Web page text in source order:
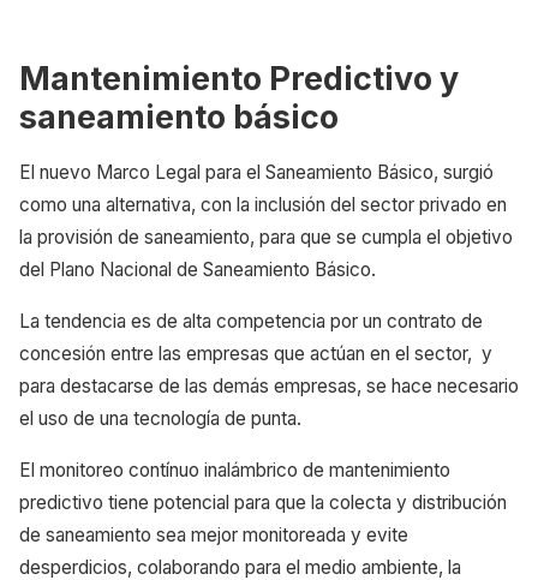
Mantenimiento Predictivo y
saneamiento básico
El nuevo Marco Legal para el Saneamiento Básico, surgió
como una alternativa, con la inclusión del sector privado en
la provisión de saneamiento, para que se cumpla el objetivo
del Plano Nacional de Saneamiento Básico.
La tendencia es de alta competencia por un contrato de
concesión entre las empresas que actúan en el sector, y
para destacarse de las demás empresas, se hace necesario
el uso de una tecnología de punta.
El monitoreo contínuo inalámbrico de mantenimiento
predictivo tiene potencial para que la colecta y distribución
de saneamiento sea mejor monitoreada y evite
desperdicios, colaborando para el medio ambiente, la